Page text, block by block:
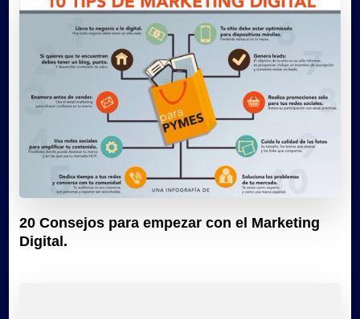
20 Consejos para empezar con el Marketing
Digital.